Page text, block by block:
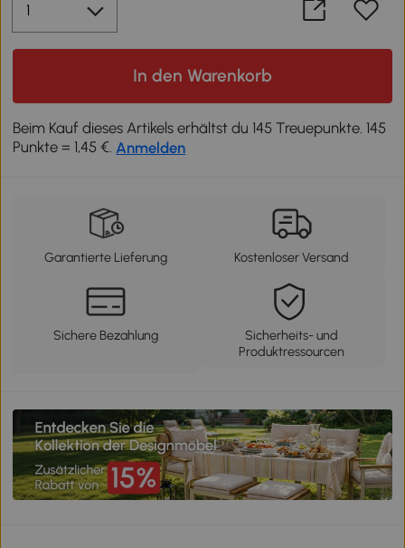
In den Warenkorb
Beim Kauf dieses Artikels erhältst du 145 Treuepunkte. 145
Punkte = 1,45 €. Anmelden
Garantierte Lieferung Kostenloser Versand
Sichere Bezahlung
Sicherheits- und
Produktressourcen